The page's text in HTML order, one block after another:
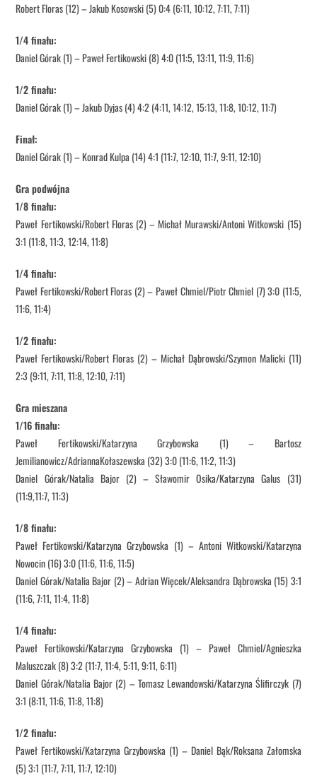
Robert Floras (12) – Jakub Kosowski (5) 0:4 (6:11, 10:12, 7:11, 7:11)
1/4 finału:
Daniel Górak (1) – Paweł Fertikowski (8) 4:0 (11:5, 13:11, 11:9, 11:6)
1/2 finału:
Daniel Górak (1) – Jakub Dyjas (4) 4:2 (4:11, 14:12, 15:13, 11:8, 10:12, 11:7)
Finał:
Daniel Górak (1) – Konrad Kulpa (14) 4:1 (11:7, 12:10, 11:7, 9:11, 12:10)
Gra podwójna
1/8 finału:
Paweł Fertikowski/Robert Floras (2) – Michał Murawski/Antoni Witkowski (15)
3:1 (11:8, 11:3, 12:14, 11:8)
1/4 finału:
Paweł Fertikowski/Robert Floras (2) – Paweł Chmiel/Piotr Chmiel (7) 3:0 (11:5,
11:6, 11:4)
1/2 finału:
Paweł Fertikowski/Robert Floras (2) – Michał Dąbrowski/Szymon Malicki (11)
2:3 (9:11, 7:11, 11:8, 12:10, 7:11)
Gra mieszana
1/16 finału:
Paweł Fertikowski/Katarzyna Grzybowska (1) – Bartosz
Jemilianowicz/AdriannaKołaszewska (32) 3:0 (11:6, 11:2, 11:3)
Daniel Górak/Natalia Bajor (2) – Sławomir Osika/Katarzyna Galus (31)
(11:9,11:7, 11:3)
1/8 finału:
Paweł Fertikowski/Katarzyna Grzybowska (1) – Antoni Witkowski/Katarzyna
Nowocin (16) 3:0 (11:6, 11:6, 11:5)
Daniel Górak/Natalia Bajor (2) – Adrian Więcek/Aleksandra Dąbrowska (15) 3:1
(11:6, 7:11, 11:4, 11:8)
1/4 finału:
Paweł Fertikowski/Katarzyna Grzybowska (1) – Paweł Chmiel/Agnieszka
Maluszczak (8) 3:2 (11:7, 11:4, 5:11, 9:11, 6:11)
Daniel Górak/Natalia Bajor (2) – Tomasz Lewandowski/Katarzyna Ślifirczyk (7)
3:1 (8:11, 11:6, 11:8, 11:8)
1/2 finału:
Paweł Fertikowski/Katarzyna Grzybowska (1) – Daniel Bąk/Roksana Załomska
(5) 3:1 (11:7, 7:11, 11:7, 12:10)